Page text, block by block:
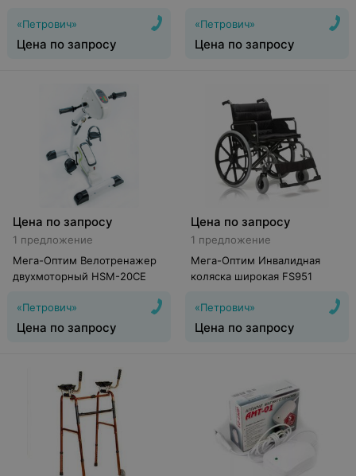
«Петрович»
Цена по запросу
«Петрович»
Цена по запросу
Цена по запросу
1 предложение
Мега-Оптим Велотренажер
двухмоторный HSM-20CE
«Петрович»
Цена по запросу
Цена по запросу
1 предложение
Мега-Оптим Инвалидная
коляска широкая FS951
«Петрович»
Цена по запросу